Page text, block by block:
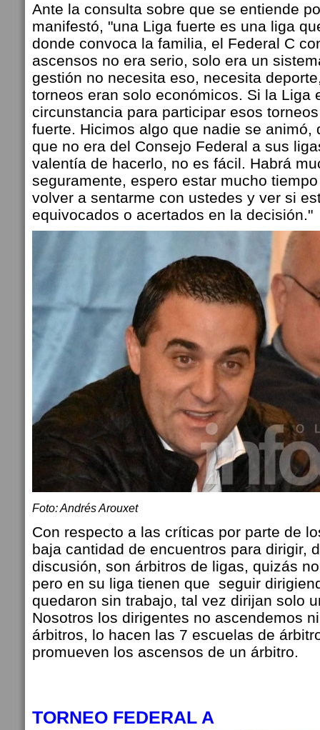
Ante la consulta sobre que se entiende
manifestó, "una Liga fuerte es una liga
donde convoca la familia, el Federal C
ascensos no era serio, solo era un
gestión no necesita eso, necesita
torneos eran solo económicos. Si la Liga
circunstancia para participar esos
fuerte. Hicimos algo que nadie se animó,
que no era del Consejo Federal a sus
valentía de hacerlo, no es fácil. Habrá
seguramente, espero estar mucho
volver a sentarme con ustedes y ver si
equivocados o acertados en la decisión."
Foto: Andrés Arouxet
Con respecto a las críticas por parte de
baja cantidad de encuentros para dirigir,
discusión, son árbitros de ligas, quizás
pero en su liga tienen que seguir
quedaron sin trabajo, tal vez dirijan solo
Nosotros los dirigentes no ascendemos
árbitros, lo hacen las 7 escuelas de
promueven los ascensos de un árbitro.
TORNEO FEDERAL A